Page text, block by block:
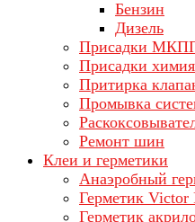
Бензин
Дизель
Присадки
Присадки
Притирка
Промывка
Ремонт шин
Клеи и герметики
Анаэробный
Герметик Victor
Герметик